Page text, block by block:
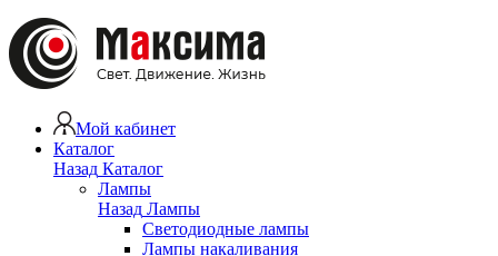
Мой кабинет
Каталог
Назад Каталог
Лампы
Назад Лампы
Светодиодные лампы
Лампы накаливания